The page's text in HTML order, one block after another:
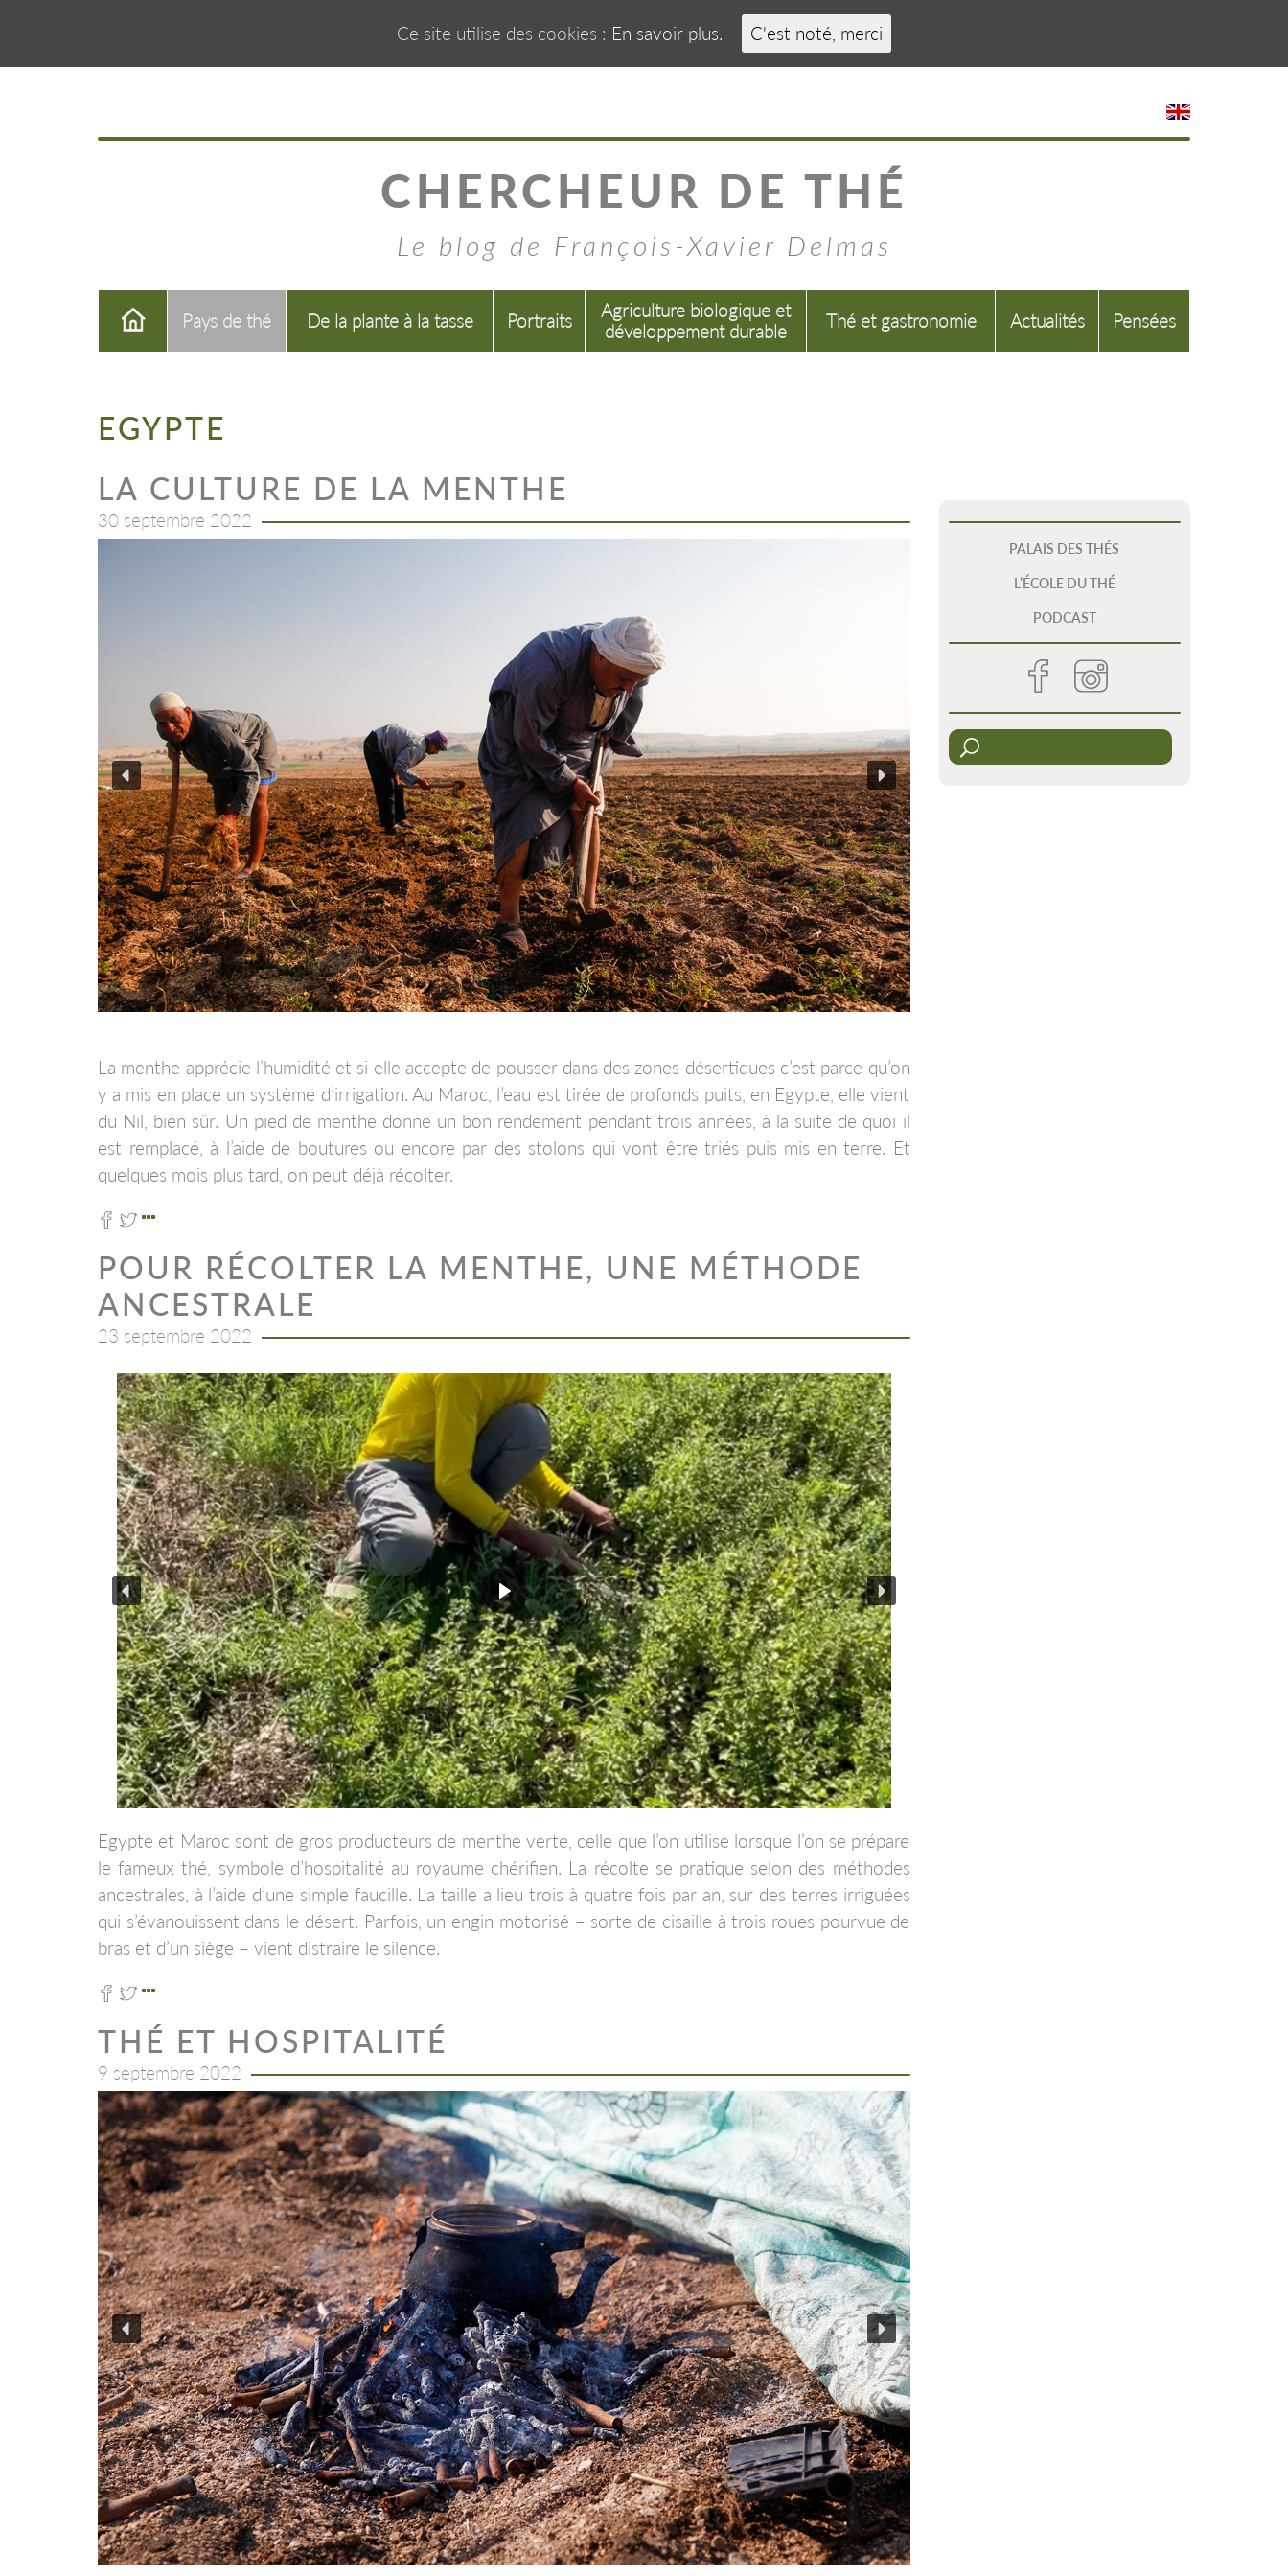
CHERCHEUR DE THÉ
Le blog de François-Xavier Delmas
Pays de thé De la plante à la tasse Portraits
Agriculture biologique et
développement durable
Thé et gastronomie Actualités Pensées
EGYPTE
LA CULTURE DE LA MENTHE
30 septembre 2022
La menthe apprécie l’humidité et si elle accepte de pousser dans des zones désertiques c’est parce qu’on
y a mis en place un système d’irrigation. Au Maroc, l’eau est tirée de profonds puits, en Egypte, elle vient
du Nil, bien sûr. Un pied de menthe donne un bon rendement pendant trois années, à la suite de quoi il
est remplacé, à l’aide de boutures ou encore par des stolons qui vont être triés puis mis en terre. Et
quelques mois plus tard, on peut déjà récolter.
POUR RÉCOLTER LA MENTHE, UNE MÉTHODE
ANCESTRALE
23 septembre 2022
Egypte et Maroc sont de gros producteurs de menthe verte, celle que l’on utilise lorsque l’on se prépare
le fameux thé, symbole d’hospitalité au royaume chérifien. La récolte se pratique selon des méthodes
ancestrales, à l’aide d’une simple faucille. La taille a lieu trois à quatre fois par an, sur des terres irriguées
qui s’évanouissent dans le désert. Parfois, un engin motorisé – sorte de cisaille à trois roues pourvue de
bras et d’un siège – vient distraire le silence.
THÉ ET HOSPITALITÉ
9 septembre 2022
PALAIS DES THÉS
L’ÉCOLE DU THÉ
PODCAST
Ce site utilise des cookies : En savoir plus. C'est noté, merci